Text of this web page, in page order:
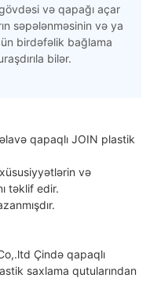
və qapağı açar
səpələnməsinin və ya
birdəfəlik bağlama
bilər.
qapaqlı JOIN plastik
və
təklif edir.
Çində qapaqlı
saxlama qutularından